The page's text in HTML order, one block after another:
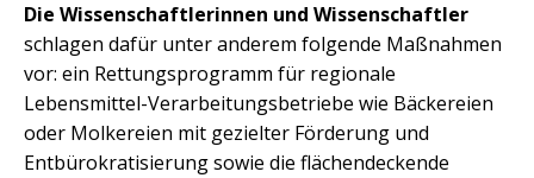
Die Wissenschaftlerinnen und Wissenschaftler
schlagen dafür unter anderem folgende Maßnahmen
vor: ein Rettungsprogramm für regionale
Lebensmittel-Verarbeitungsbetriebe wie Bäckereien
oder Molkereien mit gezielter Förderung und
Entbürokratisierung sowie die flächendeckende